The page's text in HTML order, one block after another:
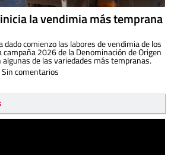
la vendimia más temprana
dado comienzo las labores de vendimia de los
2026 de la Denominación de Origen
algunas de las variedades más tempranas.
Sin comentarios